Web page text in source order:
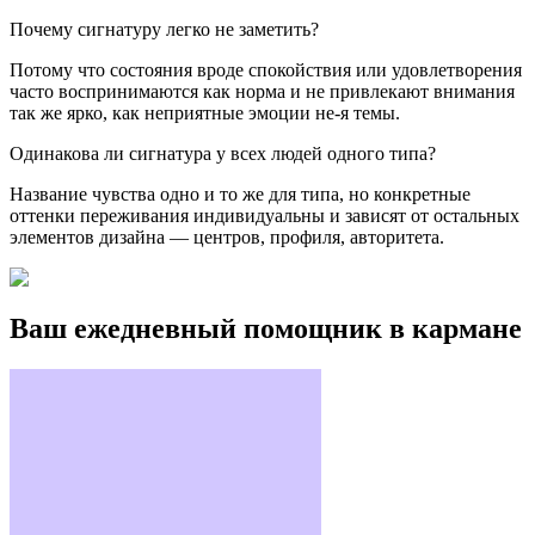
Почему сигнатуру легко не заметить?
Потому что состояния вроде спокойствия или удовлетворения
часто воспринимаются как норма и не привлекают внимания
так же ярко, как неприятные эмоции не-я темы.
Одинакова ли сигнатура у всех людей одного типа?
Название чувства одно и то же для типа, но конкретные
оттенки переживания индивидуальны и зависят от остальных
элементов дизайна — центров, профиля, авторитета.
Ваш ежедневный помощник в кармане